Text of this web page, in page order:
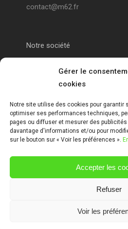
Gérer le
cookies
Notre site utilise des cookies pour garantir
optimiser ses performances techniques,
pages ou diffuser et mesurer des
davantage d'informations et/ou pour
sur le bouton sur « Voir les préférences ».
Accepter les
Refuser
Voir les
contact@m62.fr
Notre société
Portail alu Saint-Omer
Clôture 62
Garde-corps pas de calais
Mentions Légales